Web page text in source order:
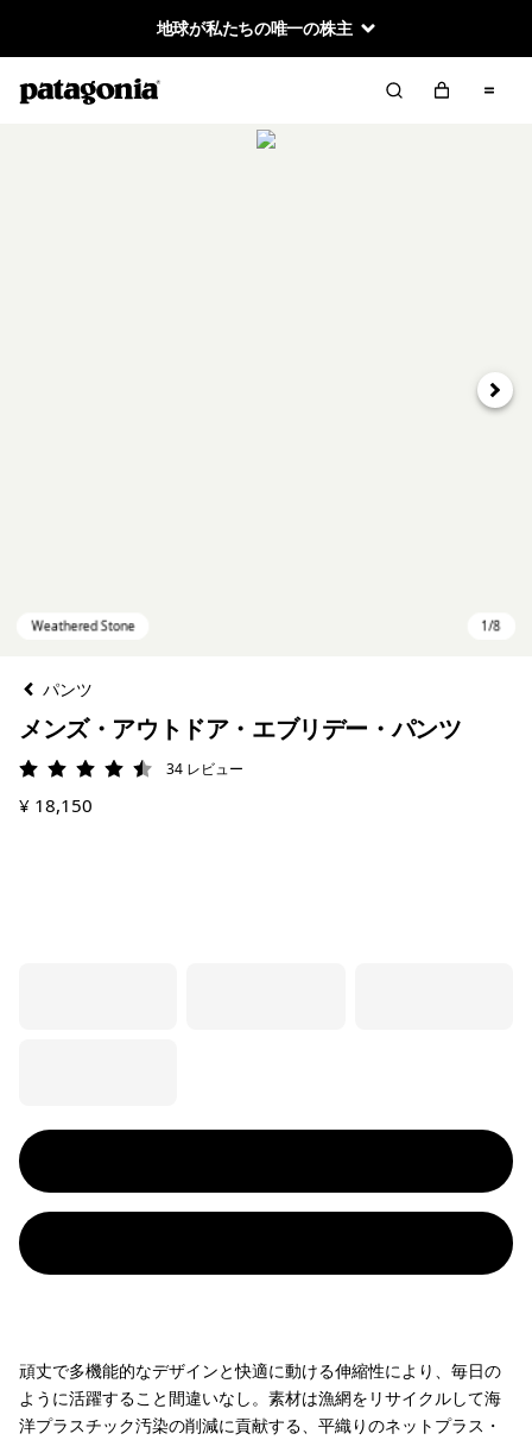
地球が私たちの唯一の株主
次へ
パンツ
メンズ・アウトドア・エブリデー・パンツ
評価: 4.5 / 5
34 レビュー
¥ 18,150
頑丈で多機能的なデザインと快適に動ける伸縮性により、毎日の
ように活躍すること間違いなし。素材は漁網をリサイクルして海
洋プラスチック汚染の削減に貢献する、平織りのネットプラス・